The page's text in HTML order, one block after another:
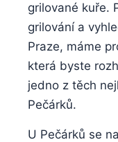
grilované kuře.
grilování a
Praze, máme
která byste
jedno⁤ z ‍těch
Pečárků.
U Pečárků se